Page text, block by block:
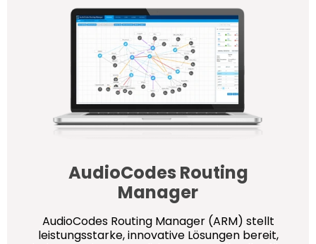
AudioCodes Routing
Manager
AudioCodes Routing Manager (ARM) stellt
leistungsstarke, innovative Lösungen bereit,